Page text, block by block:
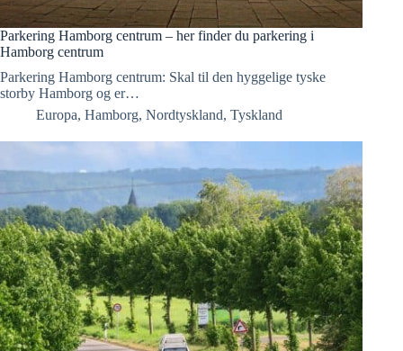
Parkering Hamborg centrum – her finder du parkering i
Hamborg centrum
Parkering Hamborg centrum: Skal til den hyggelige tyske
storby Hamborg og er…
Europa, Hamborg, Nordtyskland, Tyskland